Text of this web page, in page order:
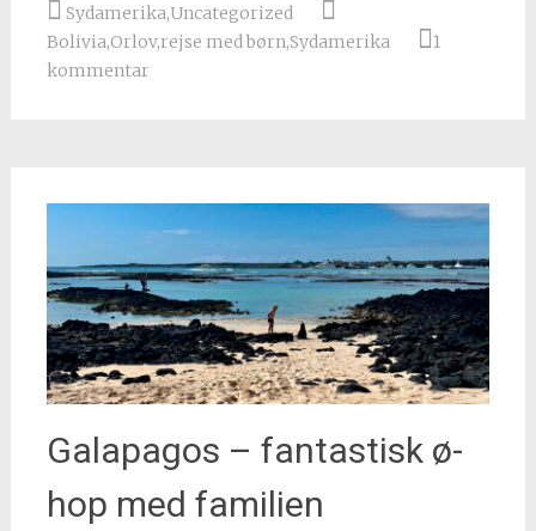
Sydamerika,Uncategorized
Bolivia,Orlov,rejse med børn,Sydamerika
1
kommentar
Galapagos – fantastisk ø-
hop med familien